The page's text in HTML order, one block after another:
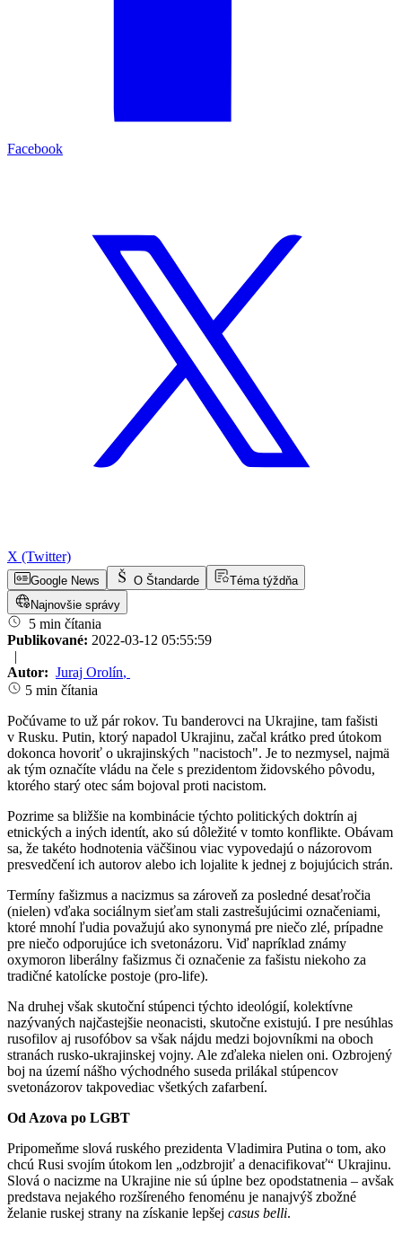
Facebook
X (Twitter)
Google News O Štandarde
Téma týždňa
Najnovšie správy
5 min čítania
Publikované: 2022-03-12 05:55:59
|
Autor: Juraj Orolín,
5 min čítania
Počúvame to už pár rokov. Tu banderovci na Ukrajine, tam fašisti
v Rusku. Putin, ktorý napadol Ukrajinu, začal krátko pred útokom
dokonca hovoriť o ukrajinských "nacistoch". Je to nezmysel, najmä
ak tým označíte vládu na čele s prezidentom židovského pôvodu,
ktorého starý otec sám bojoval proti nacistom.
Pozrime sa bližšie na kombinácie týchto politických doktrín aj
etnických a iných identít, ako sú dôležité v tomto konflikte. Obávam
sa, že takéto hodnotenia väčšinou viac vypovedajú o názorovom
presvedčení ich autorov alebo ich lojalite k jednej z bojujúcich strán.
Termíny fašizmus a nacizmus sa zároveň za posledné desaťročia
(nielen) vďaka sociálnym sieťam stali zastrešujúcimi označeniami,
ktoré mnohí ľudia považujú ako synonymá pre niečo zlé, prípadne
pre niečo odporujúce ich svetonázoru. Viď napríklad známy
oxymoron liberálny fašizmus či označenie za fašistu niekoho za
tradičné katolícke postoje (pro-life).
Na druhej však skutoční stúpenci týchto ideológií, kolektívne
nazývaných najčastejšie neonacisti, skutočne existujú. I pre nesúhlas
rusofilov aj rusofóbov sa však nájdu medzi bojovníkmi na oboch
stranách rusko-ukrajinskej vojny. Ale zďaleka nielen oni. Ozbrojený
boj na území nášho východného suseda prilákal stúpencov
svetonázorov takpovediac všetkých zafarbení.
Od Azova po LGBT
Pripomeňme slová ruského prezidenta Vladimira Putina o tom, ako
chcú Rusi svojím útokom len „odzbrojiť a denacifikovať“ Ukrajinu.
Slová o nacizme na Ukrajine nie sú úplne bez opodstatnenia – avšak
predstava nejakého rozšíreného fenoménu je nanajvýš zbožné
želanie ruskej strany na získanie lepšej casus belli.